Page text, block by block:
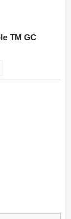
TM GC